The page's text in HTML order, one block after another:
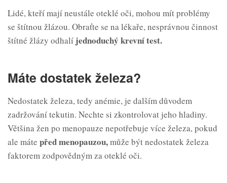
Lidé, kteří mají neustále oteklé oči, mohou mít problémy
se štítnou žlázou. Obraťte se na lékaře, nesprávnou činnost
štítné žlázy odhalí jednoduchý krevní test.
Máte dostatek železa?
Nedostatek železa, tedy anémie, je dalším důvodem
zadržování tekutin. Nechte si zkontrolovat jeho hladiny.
Většina žen po menopauze nepotřebuje více železa, pokud
ale máte před menopauzou,může být nedostatek železa
faktorem zodpovědným za oteklé oči.